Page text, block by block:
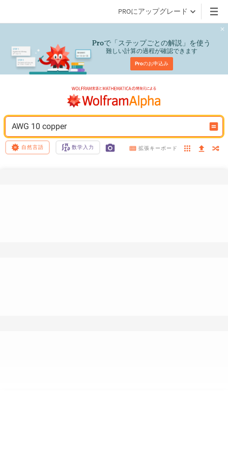
PROにアップグレード
Proで「ステップごとの解説」を使う
難しい計算の過程が確認できます
Proのお申込み
AWG 10 copper
自然言語 数学入力 拡張キーボード